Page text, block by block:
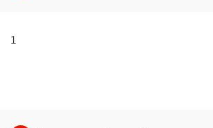
1